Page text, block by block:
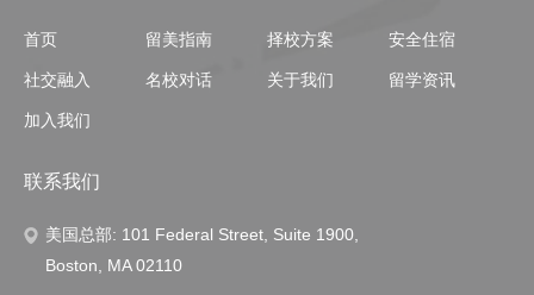
首页 留美指南 择校方案 安全住宿
社交融入 名校对话 关于我们 留学资讯
加入我们
联系我们
美国总部: 101 Federal Street, Suite 1900,
Boston, MA 02110